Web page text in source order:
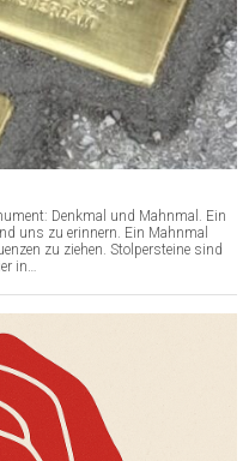
Denkmal und Mahnmal. Ein
uns zu erinnern. Ein Mahnmal
zu ziehen. Stolpersteine sind
in…